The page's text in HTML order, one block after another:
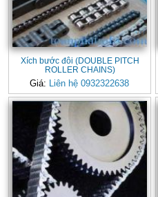
Xích bước đôi (DOUBLE PITCH
ROLLER CHAINS)
Giá: Liên hệ 0932322638